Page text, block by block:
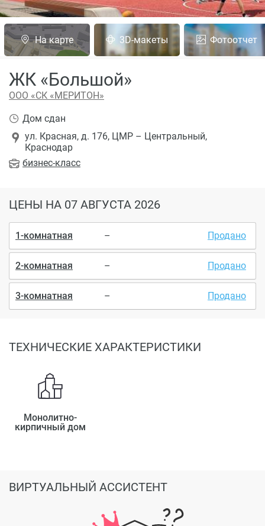
На карте 3D-макеты Фотоотчет
ЖК «Большой»
ООО «СК «МЕРИТОН»
бизнес-класс
ул. Красная, д. 176, ЦМР – Центральный,
Краснодар
Дом сдан
ЦЕНЫ НА 07 АВГУСТА 2026
1-комнатная – Продано
2-комнатная – Продано
3-комнатная – Продано
ТЕХНИЧЕСКИЕ ХАРАКТЕРИСТИКИ
Монолитно-
кирпичный дом
ВИРТУАЛЬНЫЙ АССИСТЕНТ